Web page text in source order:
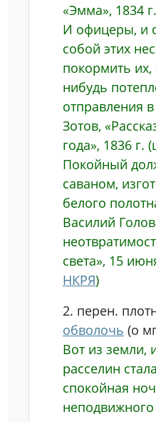
«Эмма», 1834 г.
И офицеры, и
собой этих
покормить их,
нибудь
отправления
Зотов,
года», 1836 г.
Покойный
саваном,
белого
Василий
света», 15
НКРЯ)
2. перен.
обволочь (о
Вот из земли,
расселин
спокойная